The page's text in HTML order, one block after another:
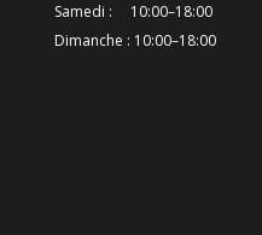
Samedi : 10:00–18:00
Dimanche : 10:00–18:00